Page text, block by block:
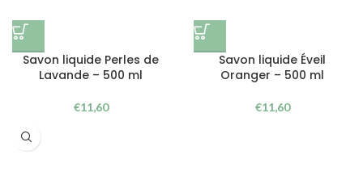
Savon liquide Perles de
Lavande – 500 ml
€11,60
Savon liquide Éveil
Oranger – 500 ml
€11,60